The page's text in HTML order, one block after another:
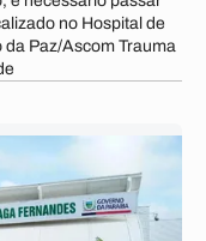
no Hospital de
Paz/Ascom Trauma